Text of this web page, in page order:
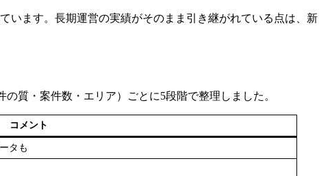
います。長期運営の実績がそのまま引き継がれている点は、新
質・案件数・エリア）ごとに5段階で整理しました。
コメント
タも